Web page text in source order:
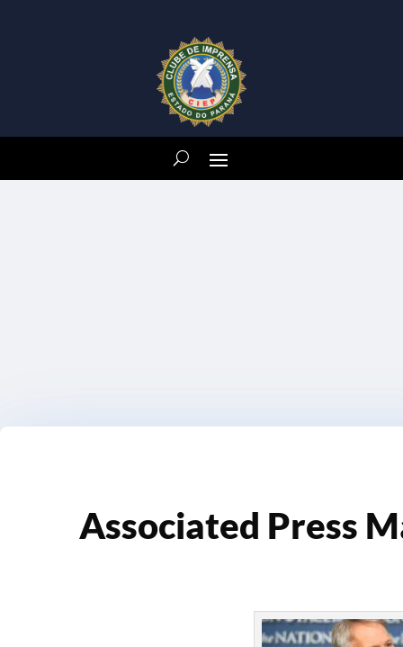
Associated Press